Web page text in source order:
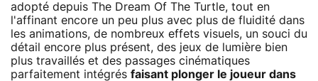
adopté depuis The Dream Of The Turtle, tout en
l'affinant encore un peu plus avec plus de fluidité dans
les animations, de nombreux effets visuels, un souci du
détail encore plus présent, des jeux de lumière bien
plus travaillés et des passages cinématiques
parfaitement intégrés faisant plonger le joueur dans